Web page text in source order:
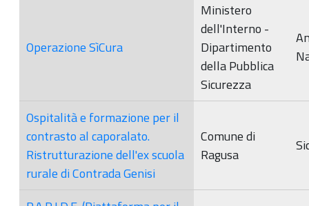
Operazione SìCura
Ministero
dell'Interno -
Dipartimento
della Pubblica
Sicurezza
Ospitalità e formazione per il
contrasto al caporalato.
Ristrutturazione dell'ex scuola
rurale di Contrada Genisi
Comune di
Ragusa